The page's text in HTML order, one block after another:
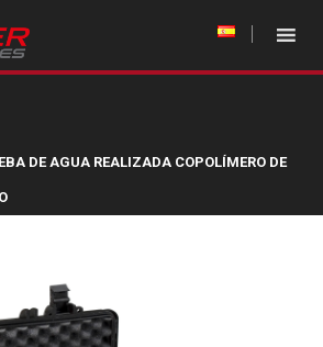
DE AGUA REALIZADA COPOLÍMERO DE